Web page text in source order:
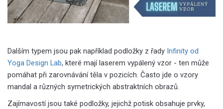
Dalším typem jsou pak například podložky z řady Infinity od
Yoga Design Lab, které mají laserem vypálený vzor - ten může
pomáhat při zarovnávání těla v pozicích. Často jde o vzory
mandal a různých symetrických abstraktních obrazů.
Zajímavostí jsou také podložky, jejichž potisk obsahuje prvky,